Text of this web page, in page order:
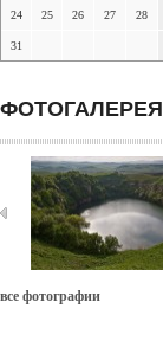
24 25 26 27 28
31
ФОТОГАЛЕРЕЯ
все фотографии